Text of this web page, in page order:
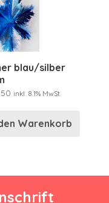
blau/silber
inkl. 8.1% MwSt.
Warenkorb